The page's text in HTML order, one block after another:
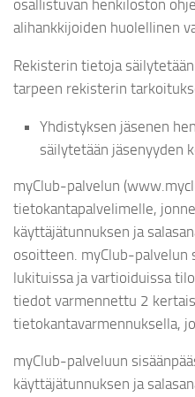
osallistuvan henkilöstön
alihankkijoiden huolellinen
Rekisterin tietoja
tarpeen rekisterin
Yhdistyksen jäsenen
säilytetään jäsenyyden
myClub-palvelun
tietokantapalvelimelle,
käyttäjätunnuksen ja
osoitteen. myClub-
lukituissa ja vartioiduissa
tiedot varmennettu 2
tietokantavarmennuksella,
myClub-palveluun
käyttäjätunnuksen ja